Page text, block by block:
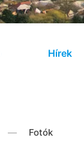
Hírek
Fotók